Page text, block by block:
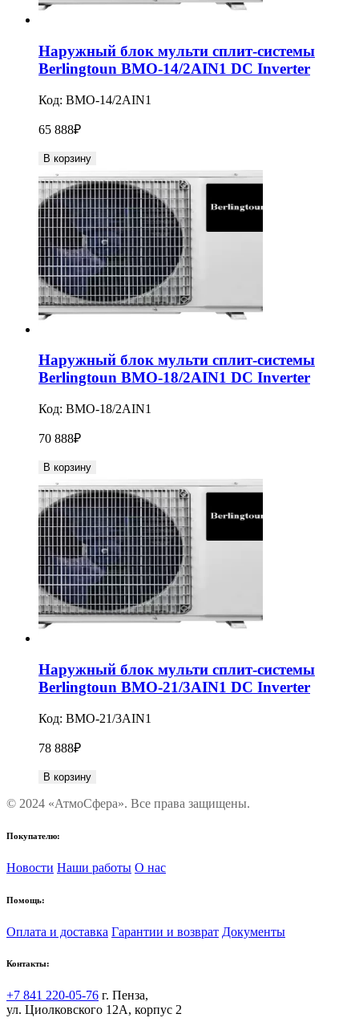
Наружный блок мульти сплит-системы
Berlingtoun BMO-14/2AIN1 DC Inverter
Код: BMO-14/2AIN1
65 888₽
В корзину
Наружный блок мульти сплит-системы
Berlingtoun BMO-18/2AIN1 DC Inverter
Код: BMO-18/2AIN1
70 888₽
В корзину
Наружный блок мульти сплит-системы
Berlingtoun BMO-21/3AIN1 DC Inverter
Код: BMO-21/3AIN1
78 888₽
В корзину
© 2024 «АтмоСфера». Все права защищены.
Покупателю:
Новости Наши работы О нас
Помощь:
Оплата и доставка Гарантии и возврат Документы
Контакты:
+7 841 220-05-76 г. Пенза,
ул. Циолковского 12А, корпус 2